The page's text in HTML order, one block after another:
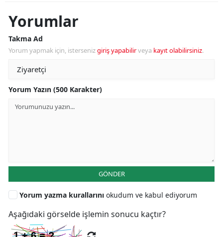
Yorumlar
Takma Ad
Yorum yapmak için, istersenizgiriş yapabilirveya kayıt olabilirsiniz.
Yorum Yazın (500 Karakter)
GÖNDER
Yorum yazma kurallarını okudum ve kabul ediyorum
Aşağıdaki görselde işlemin sonucu kaçtır?